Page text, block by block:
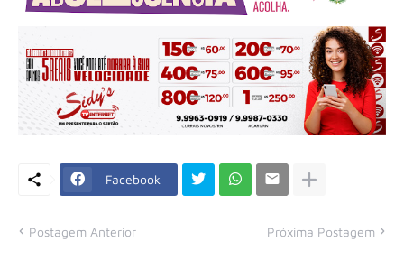
Facebook
Postagem Anterior Próxima Postagem